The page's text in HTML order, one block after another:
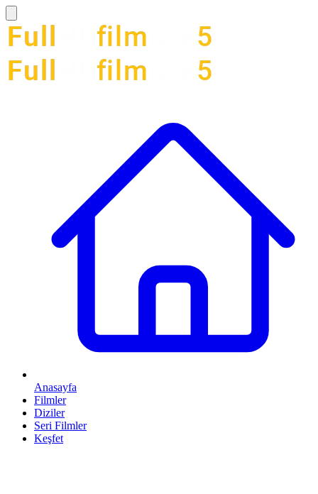
Anasayfa
Filmler
Diziler
Seri Filmler
Keşfet